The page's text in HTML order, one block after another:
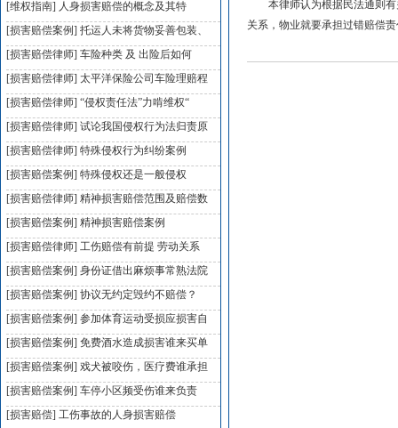
[维权指南] 人身损害赔偿的概念及其特
[损害赔偿案例] 托运人未将货物妥善包装、
[损害赔偿律师] 车险种类 及 出险后如何
[损害赔偿律师] 太平洋保险公司车险理赔程
[损害赔偿律师] “侵权责任法”力啃维权“
[损害赔偿律师] 试论我国侵权行为法归责原
[损害赔偿律师] 特殊侵权行为纠纷案例
[损害赔偿案例] 特殊侵权还是一般侵权
[损害赔偿律师] 精神损害赔偿范围及赔偿数
[损害赔偿案例] 精神损害赔偿案例
[损害赔偿律师] 工伤赔偿有前提 劳动关系
[损害赔偿案例] 身份证借出麻烦事常熟法院
[损害赔偿案例] 协议无约定毁约不赔偿？
[损害赔偿案例] 参加体育运动受损应损害自
[损害赔偿案例] 免费酒水造成损害谁来买单
[损害赔偿案例] 戏犬被咬伤，医疗费谁承担
[损害赔偿案例] 车停小区频受伤谁来负责
[损害赔偿] 工伤事故的人身损害赔偿
本律师认为根据民法通则有
关系，物业就要承担过错赔偿